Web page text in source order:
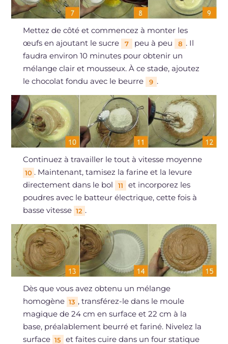
Mettez de côté et commencez à monter les
œufs en ajoutant le sucre
7 peu à peu 8 . Il
faudra environ 10 minutes pour obtenir un
mélange clair et mousseux. À ce stade, ajoutez
le chocolat fondu avec le beurre
9 .
Continuez à travailler le tout à vitesse moyenne
10 . Maintenant, tamisez la farine et la levure
directement dans le bol
11
et incorporez les
poudres avec le batteur électrique, cette fois à
basse vitesse 12 .
Dès que vous avez obtenu un mélange
homogène 13 , transférez-le dans le moule
magique de 24 cm en surface et 22 cm à la
base, préalablement beurré et fariné. Nivelez la
surface 15 et faites cuire dans un four statique